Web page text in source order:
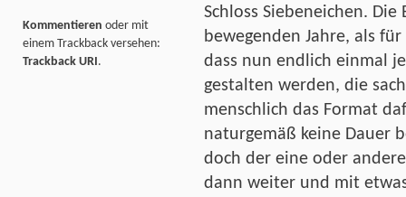
Schloss Siebeneichen.
bewegenden Jahre, als
dass nun endlich einmal
gestalten werden, die
menschlich das Format
naturgemäß keine Dauer
doch der eine oder
dann weiter und mit
Kommentieren oder mit
einem Trackback versehen:
Trackback URI.